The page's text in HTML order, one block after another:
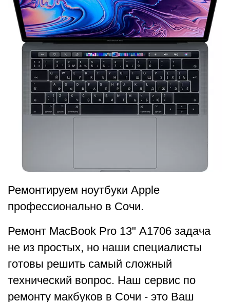
Ремонтируем ноутбуки Apple
профессионально в Сочи.
Ремонт MacBook Pro 13" A1706 задача
не из простых, но наши специалисты
готовы решить самый сложный
технический вопрос. Наш сервис по
ремонту макбуков в Сочи - это Ваш